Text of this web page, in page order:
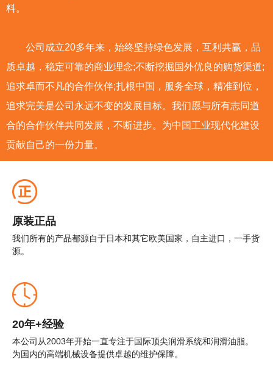
等）；聚四氟乙烯特殊油脂及其它工业用辅助材
共赢，品质卓越，稳定可靠的商业理念；不断挖
掘国外优良的购货渠道；追求卓而不凡的合作伙
我们愿同所有合作伙伴一道共同发展，不断
料。
公司成立20多年来，始终坚持绿色发展，互利共赢，品
质卓越，稳定可靠的商业理念;不断挖掘国外优良的购货渠道;
追求卓而不凡的合作伙伴;扎根中国，服务全球，精准到位，
追求完美是公司永远不变的发展目标。我们愿与所有志同道
合的合作伙伴共同发展，不断进步。为中国工业现代化建设
贡献自己的一份力量。
原装正品
我们所有的产品都源自于日本和其它欧美国家，自主进口，一手货
源。
20年+经验
本公司从2003年开始一直专注于国际顶尖润滑系统和润滑油脂。
为国内的高端机械设备提供卓越的维护保障。